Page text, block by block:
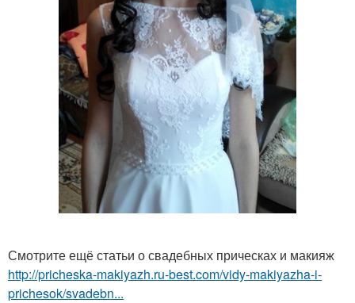
Смотрите ещё статьи о свадебных прическах и макияж
http://pricheska-makiyazh.ru-best.com/vidy-makiyazha-i-
prichesok/svadebn...